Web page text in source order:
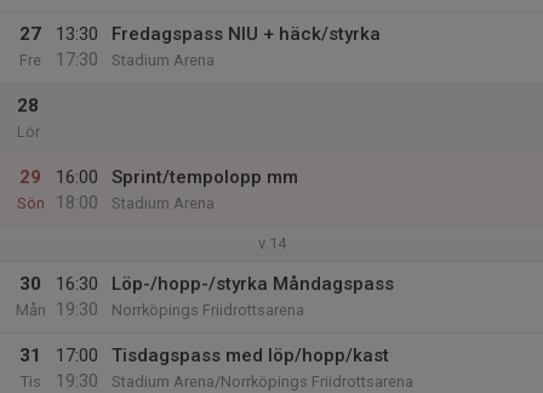
27
Fre
13:30
17:30
Fredagspass NIU + häck/styrka
Stadium Arena
28
Lör
29
Sön
16:00
18:00
Sprint/tempolopp mm
Stadium Arena
v.14
30
Mån
16:30
19:30
Löp-/hopp-/styrka Måndagspass
Norrköpings Friidrottsarena
31
Tis
17:00
19:30
Tisdagspass med löp/hopp/kast
Stadium Arena/Norrköpings Friidrottsarena